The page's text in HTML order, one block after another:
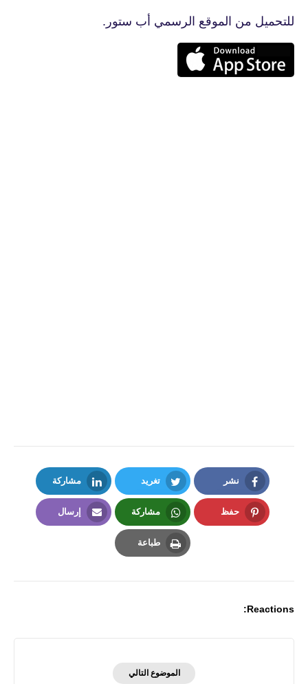
للتحميل من الموقع الرسمي أب ستور.
نشر
Facebook
تغريد
Twitter
مشاركة
LinkedIn
حفظ مشاركة
Whatsapp
إرسال
طباعة
Reactions:
الموضوع التالي